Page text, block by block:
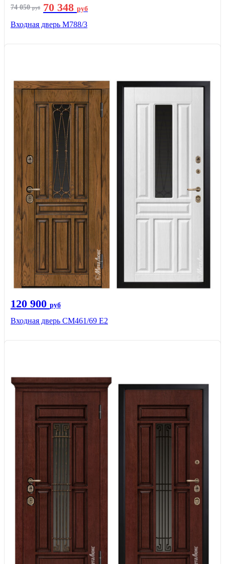
74 050руб 70 348 руб
Входная дверь М788/3
120 900 руб
Входная дверь СМ461/69 Е2